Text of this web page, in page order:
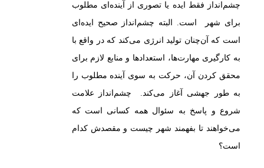
چشم‌انداز فقط ایده یا تصوری از آینده‌ای مطلوب
برای شهر است. البته چشم‌انداز صحیح ایده‌ای
است که آن‌چنان تولید انرژی می‌کند که در واقع با
به کارگیری مهارت‌ها، استعدادها و منابع لازم برای
محقق کردن آن، حرکت به سوی آینده مطلوب را
به طور جهشی آغاز می‌کند. چشم‌انداز علامت
شروع و پاسخ به سئوال همه کسانی است که
می‌خواهند تا بفهمند شهر چیست و مقصدش کدام